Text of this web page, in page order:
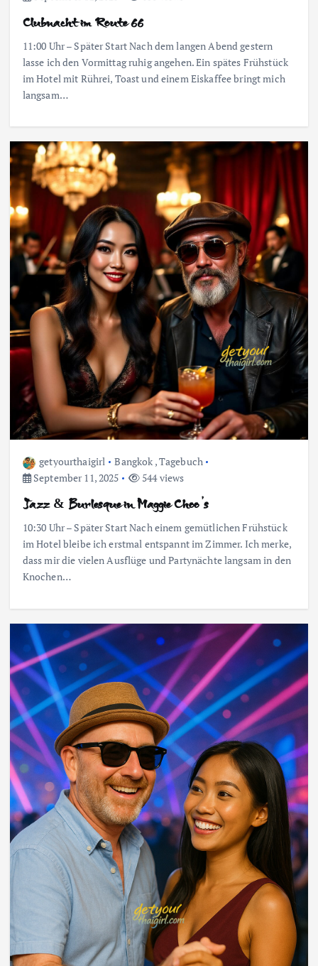
Clubnacht im Route 66
11:00 Uhr – Später Start Nach dem langen Abend gestern
lasse ich den Vormittag ruhig angehen. Ein spätes Frühstück
im Hotel mit Rührei, Toast und einem Eiskaffee bringt mich
langsam…
getyourthaigirl Bangkok ,Tagebuch
September 11, 2025
544 views
Jazz & Burlesque in Maggie Choo’s
10:30 Uhr – Später Start Nach einem gemütlichen Frühstück
im Hotel bleibe ich erstmal entspannt im Zimmer. Ich merke,
dass mir die vielen Ausflüge und Partynächte langsam in den
Knochen…